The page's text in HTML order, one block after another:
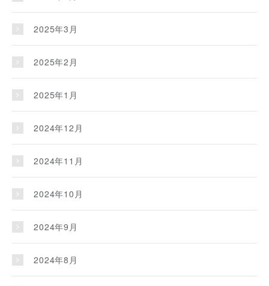
2025年3月
2025年2月
2025年1月
2024年12月
2024年11月
2024年10月
2024年9月
2024年8月